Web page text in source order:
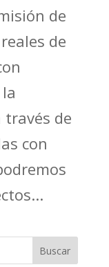
de
de
través de
con
Buscar